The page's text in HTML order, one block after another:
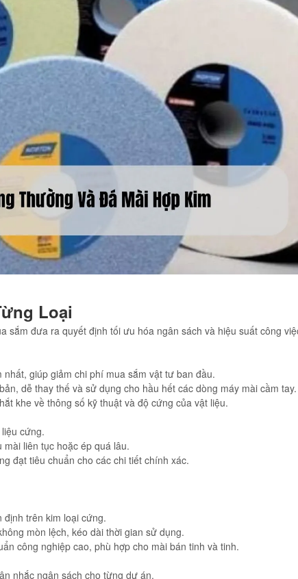
Loại
sắm đưa ra quyết định tối ưu hóa ngân sách và hiệu suất công việc.
giúp giảm chi phí mua sắm vật tư ban đầu.
dễ thay thế và sử dụng cho hầu hết các dòng máy mài cầm tay.
khe về thông số kỹ thuật và độ cứng của vật liệu.
cứng.
liên tục hoặc ép quá lâu.
đạt tiêu chuẩn cho các chi tiết chính xác.
trên kim loại cứng.
mòn lệch, kéo dài thời gian sử dụng.
công nghiệp cao, phù hợp cho mài bán tinh và tinh.
nhắc ngân sách cho từng dự án.